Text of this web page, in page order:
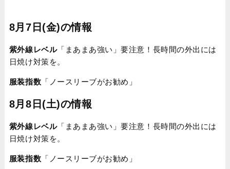
8月7日(金)の情報
紫外線レベル「まあまあ強い」要注意！長時間の外出には
日焼け対策を。
服装指数 「ノースリーブがお勧め」
8月8日(土)の情報
紫外線レベル「まあまあ強い」要注意！長時間の外出には
日焼け対策を。
服装指数 「ノースリーブがお勧め」